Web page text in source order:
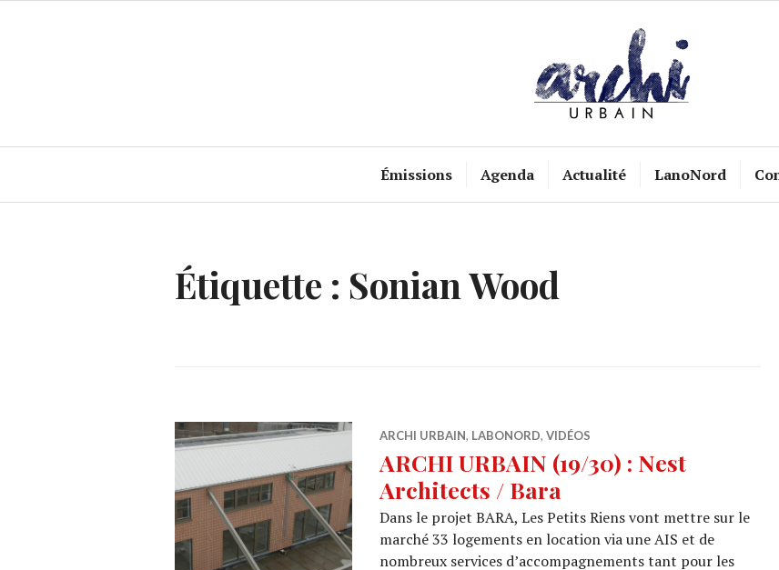
Émissions Agenda Actualité LanoNord
Étiquette : Sonian Wood
ARCHI URBAIN, LABONORD, VIDÉOS
ARCHI URBAIN (19/30) : Nest
Architects / Bara
Dans le projet BARA, Les Petits Riens vont mettre sur le
marché 33 logements en location via une AIS et de
nombreux services d’accompagnements tant pour les